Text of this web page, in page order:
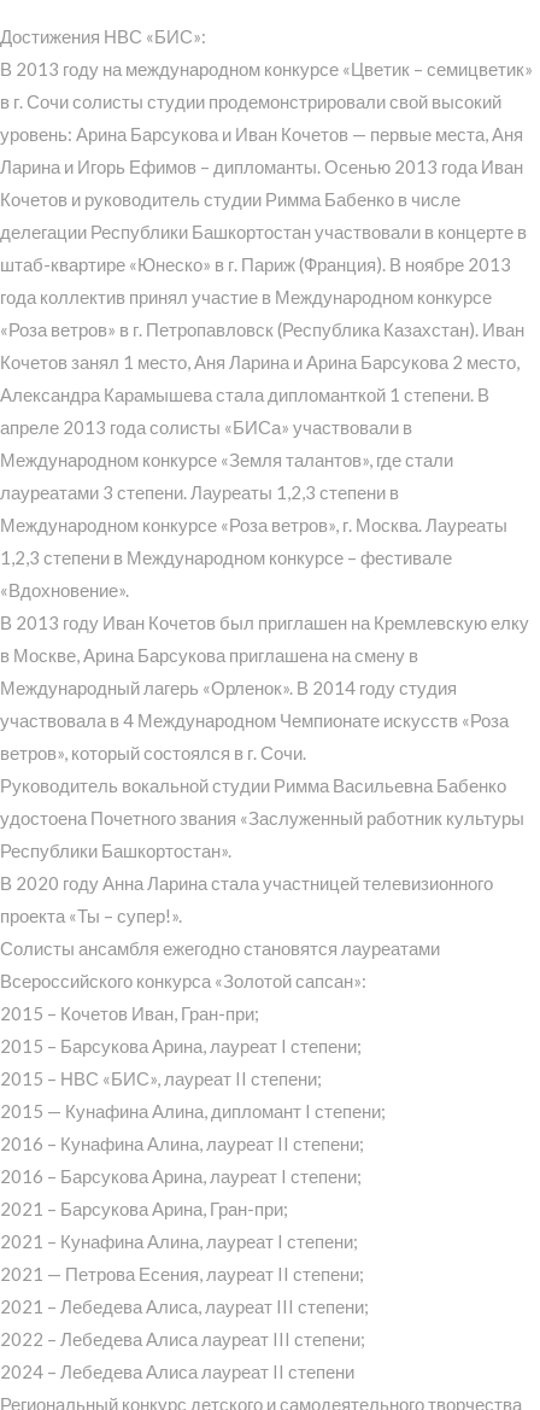
Достижения НВС «БИС»:
В 2013 году на международном конкурсе «Цветик – семицветик»
в г. Сочи солисты студии продемонстрировали свой высокий
уровень: Арина Барсукова и Иван Кочетов — первые места, Аня
Ларина и Игорь Ефимов – дипломанты. Осенью 2013 года Иван
Кочетов и руководитель студии Римма Бабенко в числе
делегации Республики Башкортостан участвовали в концерте в
штаб-квартире «Юнеско» в г. Париж (Франция). В ноябре 2013
года коллектив принял участие в Международном конкурсе
«Роза ветров» в г. Петропавловск (Республика Казахстан). Иван
Кочетов занял 1 место, Аня Ларина и Арина Барсукова 2 место,
Александра Карамышева стала дипломанткой 1 степени. В
апреле 2013 года солисты «БИСа» участвовали в
Международном конкурсе «Земля талантов», где стали
лауреатами 3 степени. Лауреаты 1,2,3 степени в
Международном конкурсе «Роза ветров», г. Москва. Лауреаты
1,2,3 степени в Международном конкурсе – фестивале
«Вдохновение».
В 2013 году Иван Кочетов был приглашен на Кремлевскую елку
в Москве, Арина Барсукова приглашена на смену в
Международный лагерь «Орленок». В 2014 году студия
участвовала в 4 Международном Чемпионате искусств «Роза
ветров», который состоялся в г. Сочи.
Руководитель вокальной студии Римма Васильевна Бабенко
удостоена Почетного звания «Заслуженный работник культуры
Республики Башкортостан».
В 2020 году Анна Ларина стала участницей телевизионного
проекта «Ты – супер!».
Солисты ансамбля ежегодно становятся лауреатами
Всероссийского конкурса «Золотой сапсан»:
2015 – Кочетов Иван, Гран-при;
2015 – Барсукова Арина, лауреат I степени;
2015 – НВС «БИС», лауреат II степени;
2015 — Кунафина Алина, дипломант I степени;
2016 – Кунафина Алина, лауреат II степени;
2016 – Барсукова Арина, лауреат I степени;
2021 – Барсукова Арина, Гран-при;
2021 – Кунафина Алина, лауреат I степени;
2021 — Петрова Есения, лауреат II степени;
2021 – Лебедева Алиса, лауреат III степени;
2022 – Лебедева Алиса лауреат III степени;
2024 – Лебедева Алиса лауреат II степени
Региональный конкурс детского и самодеятельного творчества